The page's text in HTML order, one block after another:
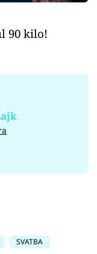
90 kilo!
SVATBA